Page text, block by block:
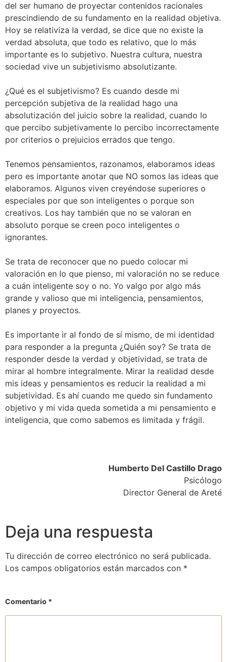
del ser humano de proyectar contenidos racionales
prescindiendo de su fundamento en la realidad objetiva.
Hoy se relativiza la verdad, se dice que no existe la
verdad absoluta, que todo es relativo, que lo más
importante es lo subjetivo. Nuestra cultura, nuestra
sociedad vive un subjetivismo absolutizante.
¿Qué es el subjetivismo? Es cuando desde mi
percepción subjetiva de la realidad hago una
absolutización del juicio sobre la realidad, cuando lo
que percibo subjetivamente lo percibo incorrectamente
por criterios o prejuicios errados que tengo.
Tenemos pensamientos, razonamos, elaboramos ideas
pero es importante anotar que NO somos las ideas que
elaboramos. Algunos viven creyéndose superiores o
especiales por que son inteligentes o porque son
creativos. Los hay también que no se valoran en
absoluto porque se creen poco inteligentes o
ignorantes.
Se trata de reconocer que no puedo colocar mi
valoración en lo que pienso, mi valoración no se reduce
a cuán inteligente soy o no. Yo valgo por algo más
grande y valioso que mi inteligencia, pensamientos,
planes y proyectos.
Es importante ir al fondo de sí mismo, de mi identidad
para responder a la pregunta ¿Quién soy? Se trata de
responder desde la verdad y objetividad, se trata de
mirar al hombre integralmente. Mirar la realidad desde
mis ideas y pensamientos es reducir la realidad a mi
subjetividad. Es ahí cuando me quedo sin fundamento
objetivo y mi vida queda sometida a mi pensamiento e
inteligencia, que como sabemos es limitada y frágil.
Humberto Del Castillo Drago
Psicólogo
Director General de Areté
Deja una respuesta
Tu dirección de correo electrónico no será publicada.
Los campos obligatorios están marcados con *
Comentario *